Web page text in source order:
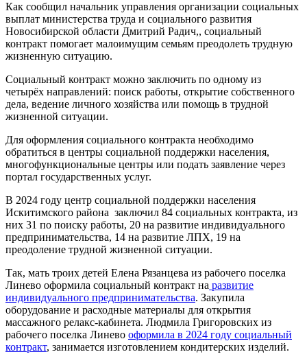
Как сообщил начальник управления организации социальных
выплат министерства труда и социального развития
Новосибирской области Дмитрий Радич,, социальный
контракт помогает малоимущим семьям преодолеть трудную
жизненную ситуацию.
Социальный контракт можно заключить по одному из
четырёх направлений: поиск работы, открытие собственного
дела, ведение личного хозяйства или помощь в трудной
жизненной ситуации.
Для оформления социального контракта необходимо
обратиться в центры социальной поддержки населения,
многофункциональные центры или подать заявление через
портал государственных услуг.
В 2024 году центр социальной поддержки населения
Искитимского района заключил 84 социальных контракта, из
них 31 по поиску работы, 20 на развитие индивидуального
предпринимательства, 14 на развитие ЛПХ, 19 на
преодоление трудной жизненной ситуации.
Так, мать троих детей Елена Рязанцева из рабочего поселка
Линево оформила социальный контракт на развитие
индивидуального предпринимательства. Закупила
оборудование и расходные материалы для открытия
массажного релакс-кабинета. Людмила Григоровских из
рабочего поселка Линево оформила в 2024 году социальный
контракт, занимается изготовлением кондитерских изделий.